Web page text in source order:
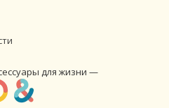
для жизни —